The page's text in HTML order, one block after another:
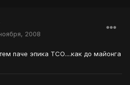
2008
паче эпика ТСО....как до майонга